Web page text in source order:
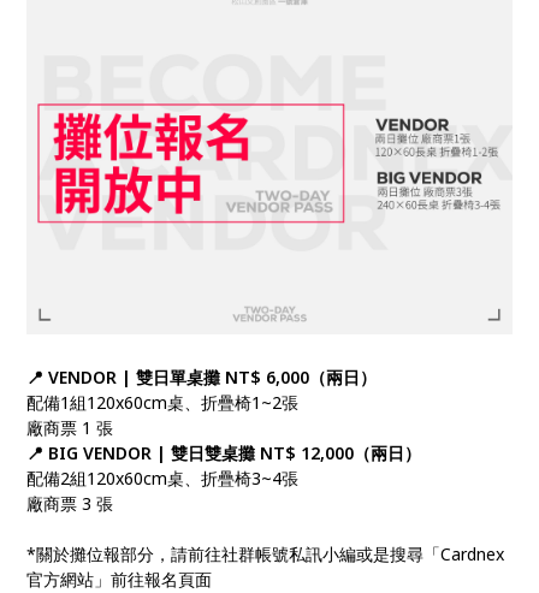
📍 VENDOR | 雙日單桌攤 NT$ 6,000（兩日）
配備1組120x60cm桌、折疊椅1~2張
廠商票 1 張
📍 BIG VENDOR | 雙日雙桌攤 NT$ 12,000（兩日）
配備2組120x60cm桌、折疊椅3~4張
廠商票 3 張
*關於攤位報部分，請前往社群帳號私訊小編或是搜尋「Cardnex
官方網站」前往報名頁面